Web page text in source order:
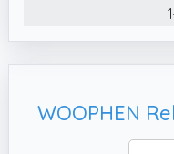
restaurante o
reloj no requiere
que hacer es
(recomendamos